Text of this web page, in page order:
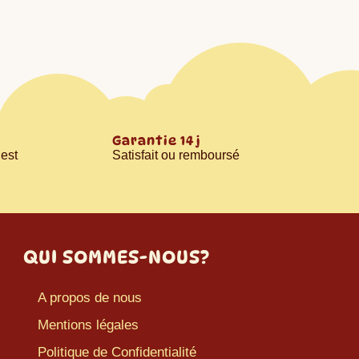
Garantie 14 j
Satisfait ou remboursé
QUI SOMMES-NOUS?
A propos de nous
Mentions légales
Politique de Confidentialité